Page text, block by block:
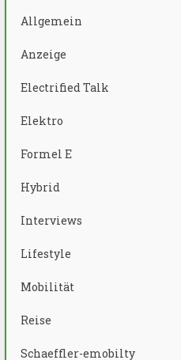
Allgemein
Anzeige
Electrified Talk
Elektro
Formel E
Hybrid
Interviews
Lifestyle
Mobilität
Reise
Schaeffler-emobilty